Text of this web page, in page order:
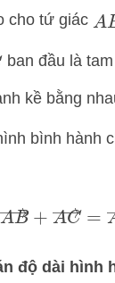
cho tứ giác A
ban đầu là
kề bằng
bình hành
AB→+AC→=
độ dài hình